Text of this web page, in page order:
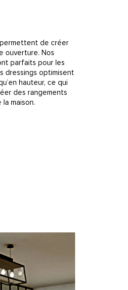
de créer
ouverture. Nos
parfaits pour les
dressings optimisent
hauteur, ce qui
des rangements
maison.